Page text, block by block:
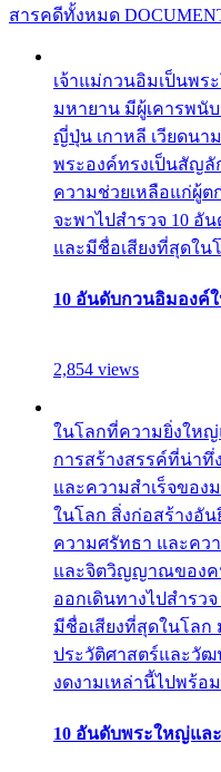
สารคดีทั้งหมด
เจ้าแม่กวนอิมเป็นพ
มหายาน มีผู้เคารพนั
ญี่ปุ่น เกาหลี เวียดนา
พระองค์ทรงเป็นสัญ
ความช่วยเหลือแก่ผู้ต
จะพาไปสำรวจ 10 อั
และมีชื่อเสียงที่สุดใน
10 อันดับกวนอิมองค์
2,854 views
ในโลกที่ความยิ่งให
การสร้างสรรค์ที่น่าทึ่
และความสำเร็จขอ
ในโลก สิ่งก่อสร้างอัน
ความศรัทธา และคว
และจิตวิญญาณของค
ออกเดินทางไปสำรว
มีชื่อเสียงที่สุดในโล
ประวัติศาสตร์และวั
งดงามเหล่านี้ไปพร้อ
10 อันดับพระใหญ่แล